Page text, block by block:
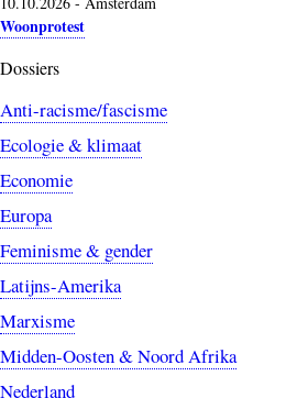
Woonprotest
Dossiers
Anti-racisme/fascisme
Ecologie & klimaat
Economie
Europa
Feminisme & gender
Latijns-Amerika
Marxisme
Midden-Oosten & Noord Afrika
Nederland